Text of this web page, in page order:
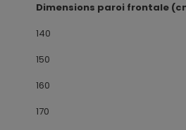
Dimensions paroi frontale
140
150
160
170